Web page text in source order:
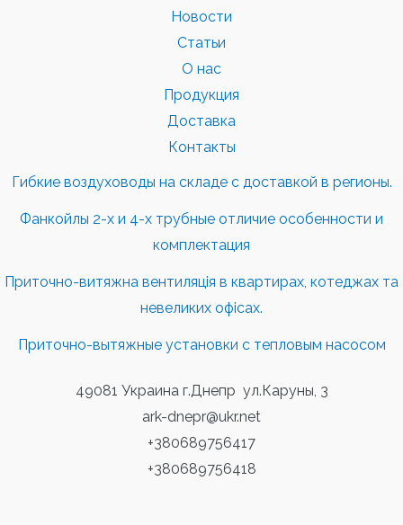
Новости
Статьи
О нас
Продукция
Доставка
Контакты
Гибкие воздуховоды на складе с доставкой в регионы.
Фанкойлы 2-х и 4-х трубные отличие особенности и
комплектация
Приточно-витяжна вентиляція в квартирах, котеджах та
невеликих офісах.
Приточно-вытяжные установки с тепловым насосом
49081 Украина г.Днепр ул.Каруны, 3
ark-dnepr@ukr.net
+380689756417
+380689756418